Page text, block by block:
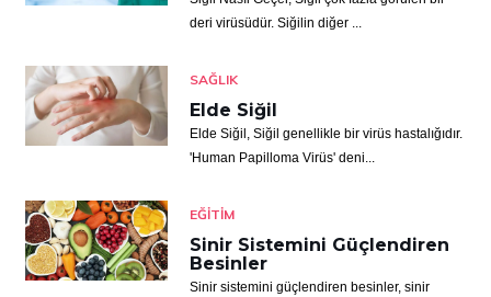
deri virüsüdür. Siğilin diğer ...
SAĞLIK
Elde Siğil
Elde Siğil, Siğil genellikle bir virüs hastalığıdır.
'Human Papilloma Virüs' deni...
EĞITIM
Sinir Sistemini Güçlendiren
Besinler
Sinir sistemini güçlendiren besinler, sinir